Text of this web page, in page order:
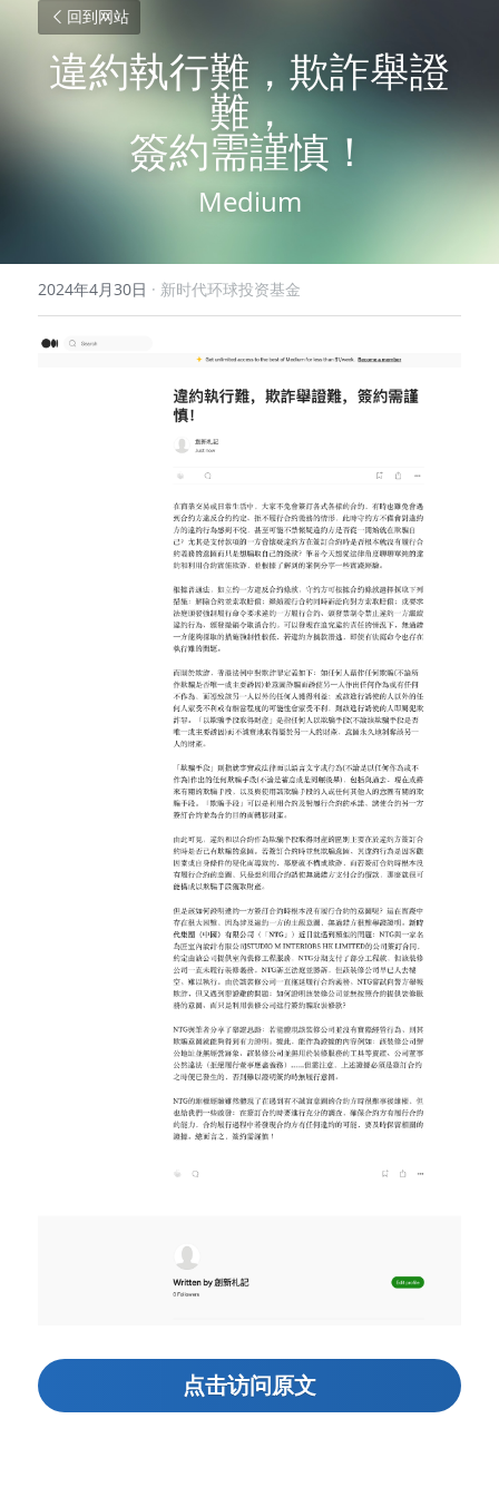
回到网站
違約執行難，欺詐舉證
難，
簽約需謹慎！
Medium
2024年4月30日 · 新时代环球投资基金
点击访问原文